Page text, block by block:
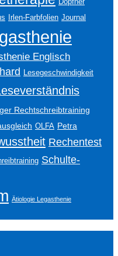
Irlen-Farbfolien Journal
Englisch
Lesegeschwindigkeit
Rechtschreibtraining
OLFA Petra
Rechentest
Schulte-
Ätiologie Legasthenie